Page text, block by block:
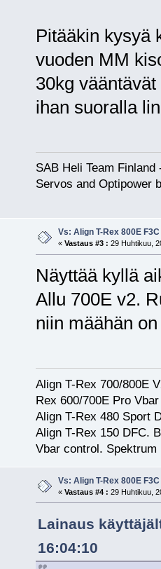
Pitääkin kysyä
vuoden MM
30kg
ihan suoralla
SAB Heli Team
Servos and Optipower
Vs: Align T-Rex 800E F3C
« Vastaus #3 : 29 Huhtikuu,
Näyttää kyllä
Allu 700E v2.
niin määhän
Align T-Rex 700/800E
Rex 600/700E Pro
Align T-Rex 480 Sport
Align T-Rex 150 DFC.
Vbar control.
Vs: Align T-Rex 800E F3C
« Vastaus #4 : 29 Huhtikuu,
Lainaus
16:04:10